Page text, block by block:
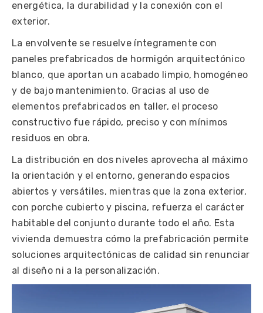
energética, la durabilidad y la conexión con el
exterior.
La envolvente se resuelve íntegramente con
paneles prefabricados de hormigón arquitectónico
blanco, que aportan un acabado limpio, homogéneo
y de bajo mantenimiento. Gracias al uso de
elementos prefabricados en taller, el proceso
constructivo fue rápido, preciso y con mínimos
residuos en obra.
La distribución en dos niveles aprovecha al máximo
la orientación y el entorno, generando espacios
abiertos y versátiles, mientras que la zona exterior,
con porche cubierto y piscina, refuerza el carácter
habitable del conjunto durante todo el año. Esta
vivienda demuestra cómo la prefabricación permite
soluciones arquitectónicas de calidad sin renunciar
al diseño ni a la personalización.